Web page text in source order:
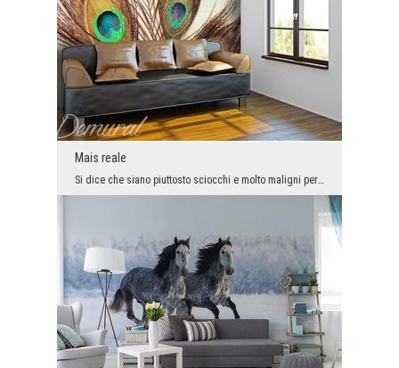
Mais reale
Si dice che siano piuttosto sciocchi e molto maligni per natura. Queste qualità negative non sign...